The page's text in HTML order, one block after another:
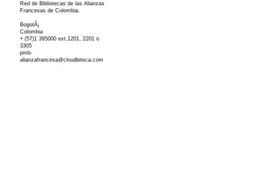
Red de Bibliotecas de las Alianzas
Francesas de Colombia.
BogotÃ¡
Colombia
+ (57)1 395000 ext.1201, 2201 o
3305
pmb-
alianzafrancesa@cloudbiteca.com